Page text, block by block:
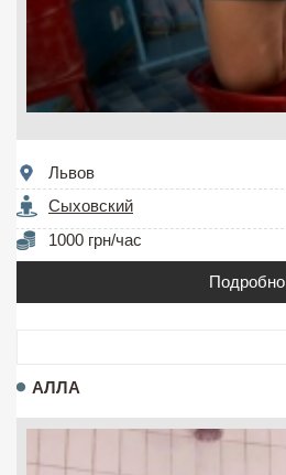
Львов
Сыховский
1000 грн/час
Подробно
АЛЛА